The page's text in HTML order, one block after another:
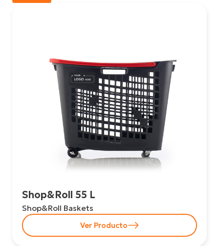
Shop&Roll 55 L
Shop&Roll Baskets
Ver Producto